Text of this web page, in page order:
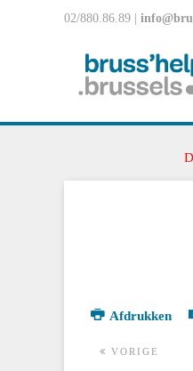
02/880.86.89 |
Afdrukken
VORIGE